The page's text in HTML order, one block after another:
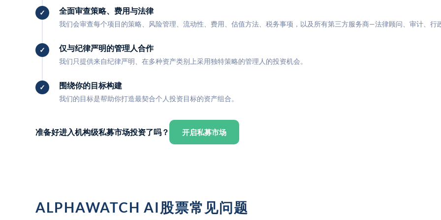
全面审查策略、费用与法律
我们会审查每个项目的策略、风险管理、流动性、费用、估值方法、税务事项，以及所有第三方服务商—法律顾问、审计、行
仅与纪律严明的管理人合作
我们只提供来自纪律严明、在多种资产类别上采用独特策略的管理人的投资机会。
围绕你的目标构建
我们的目标是帮助你打造最契合个人投资目标的资产组合。
准备好进入机构级私募市场投资了吗？ 开启私募市场
ALPHAWATCH AI股票常见问题